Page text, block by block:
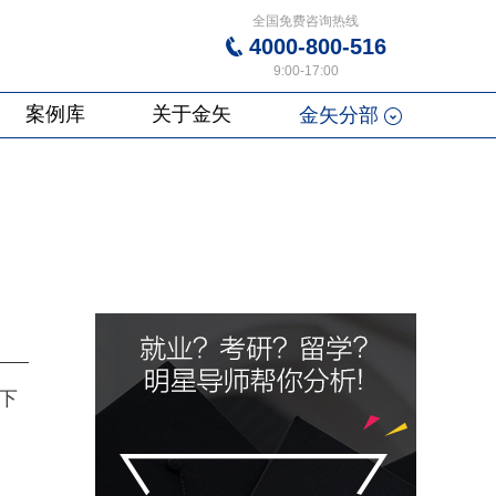
全国免费咨询热线
4000-800-516
9:00-17:00
案例库 关于金矢 金矢分部